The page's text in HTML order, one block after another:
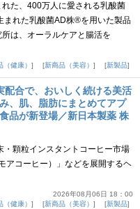
た、400万人に愛される乳酸菌
れた乳酸菌AD株®を用いた製品
は、オーラルケアと腸活を
（健康） 新商品（美容） 新製品
配合で、おいしく続ける美活
、肌、脂肪にまとめてアプ
品が新登場／新日本製薬 株
顆粒インスタントコーヒー市場
アコーヒー）」などを展開するヘ
2026年08月06日 18：00
（健康） 新商品（美容）
新製品